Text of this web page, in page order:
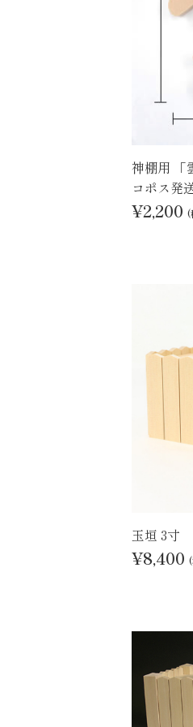
神棚用 「
コポス発
¥2,200 (
玉垣 3寸
¥8,400